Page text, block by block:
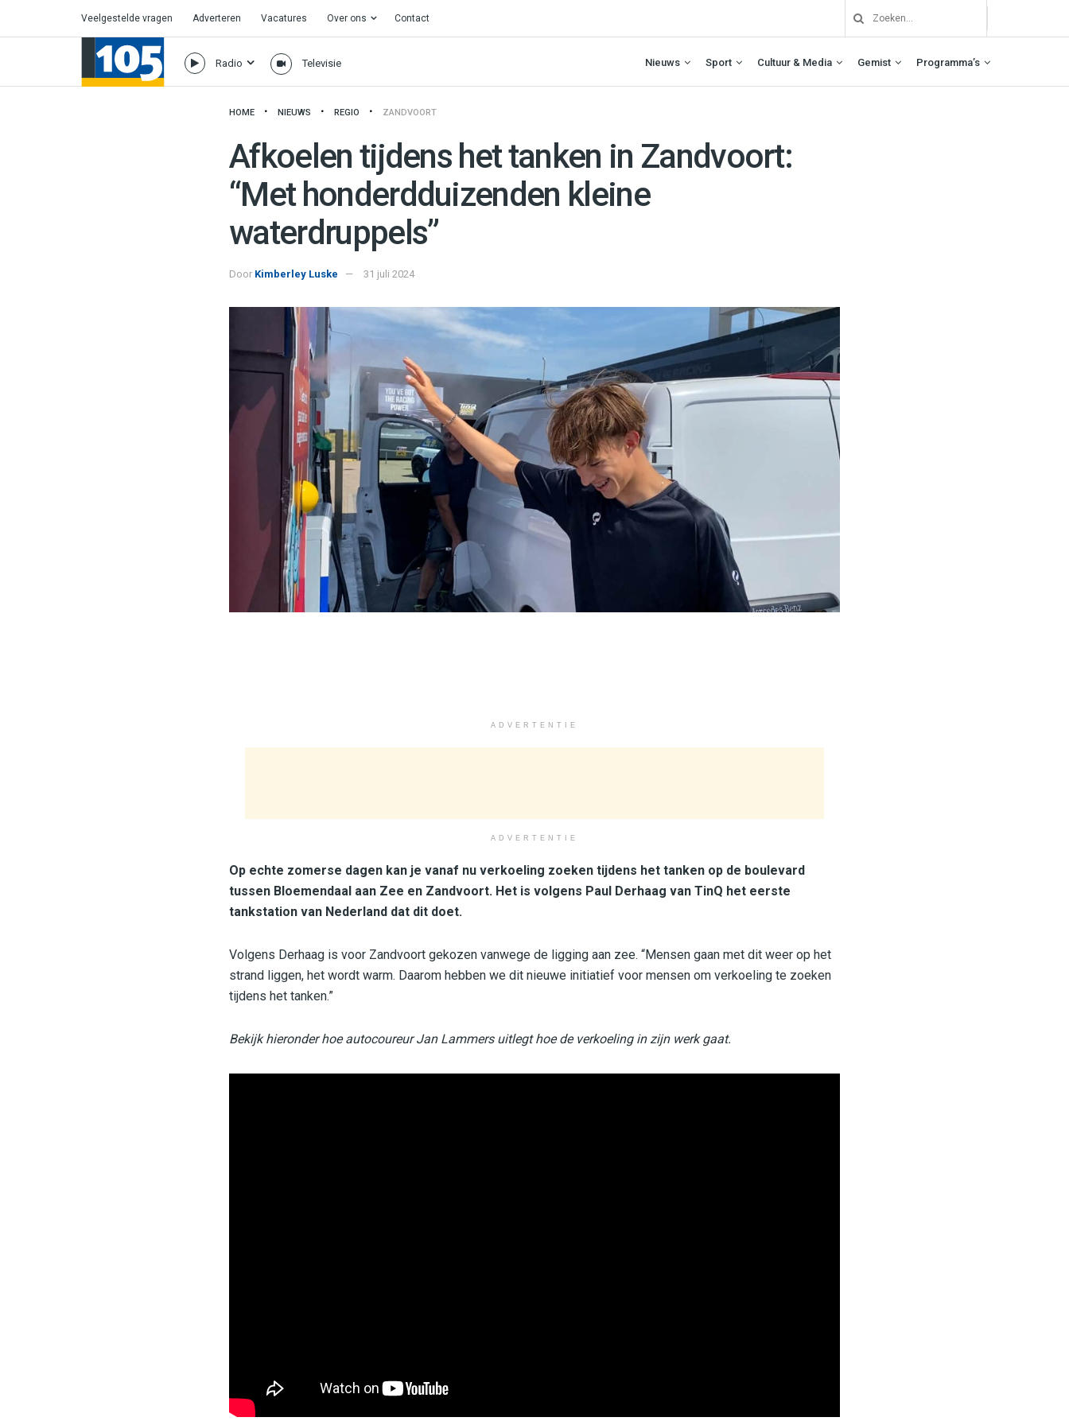
Veelgestelde vragen Adverteren Vacatures Over ons Contact
Radio Televisie Nieuws Sport Cultuur & Media Gemist Programma’s
HOME NIEUWS REGIO ZANDVOORT
Afkoelen tijdens het tanken in Zandvoort:
“Met honderdduizenden kleine
waterdruppels”
Door Kimberley Luske 31 juli 2024
ADVERTENTIE
ADVERTENTIE
Op echte zomerse dagen kan je vanaf nu verkoeling zoeken tijdens het tanken op de boulevard
tussen Bloemendaal aan Zee en Zandvoort. Het is volgens Paul Derhaag van TinQ het eerste
tankstation van Nederland dat dit doet.
Volgens Derhaag is voor Zandvoort gekozen vanwege de ligging aan zee. “Mensen gaan met dit weer op het
strand liggen, het wordt warm. Daarom hebben we dit nieuwe initiatief voor mensen om verkoeling te zoeken
tijdens het tanken.”
Bekijk hieronder hoe autocoureur Jan Lammers uitlegt hoe de verkoeling in zijn werk gaat.